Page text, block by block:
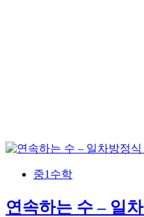
중1수학
연속하는 수 – 일